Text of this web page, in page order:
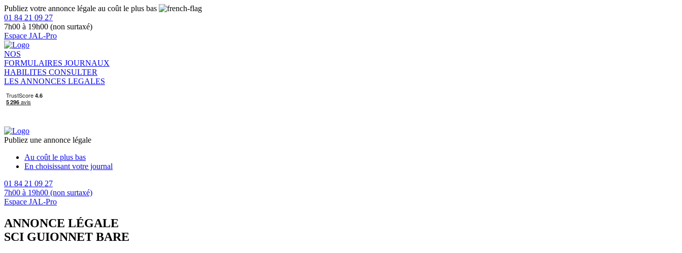
Publiez votre annonce légale au coût le plus bas
01 84 21 09 27
7h00 à 19h00 (non surtaxé)
Espace JAL-Pro
NOS
FORMULAIRES JOURNAUX
HABILITES CONSULTER
LES ANNONCES LEGALES
Publiez une annonce légale
Au coût le plus bas
En choisissant votre journal
01 84 21 09 27
7h00 à 19h00 (non surtaxé)
Espace JAL-Pro
ANNONCE LÉGALE
SCI GUIONNET BARE